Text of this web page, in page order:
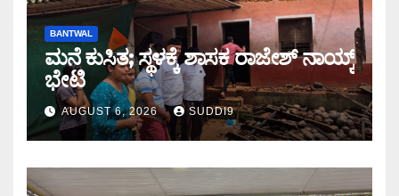
BANTWAL
ಮನೆ ಕುಸಿತ; ಸ್ಥಳಕ್ಕೆ‌ ಶಾಸಕ ರಾಜೇಶ್ ನಾಯ್ಕ್
ಭೇಟಿ
AUGUST 6, 2026 SUDDI9